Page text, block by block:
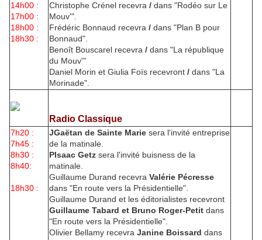
14h00 :
17h00 :
18h00 :
18h30 :
Christophe Crénel recevra / dans "Rodéo sur Le
Mouv'".
Frédéric Bonnaud recevra / dans "Plan B pour
Bonnaud".
Benoît Bouscarel recevra / dans "La république
du Mouv'"
Daniel Morin et Giulia Foïs recevront / dans "La
Morinade".
Radio Classique
7h20 :
7h45 :
8h30 :
8h40:
18h30 :
JGaëtan de Sainte Marie sera l'invité entreprise
de la matinale.
PIsaac Getz sera l'invité buisness de la
matinale.
Guillaume Durand recevra Valérie Pécresse
dans "En route vers la Présidentielle".
Guillaume Durand et les éditorialistes recevront
Guillaume Tabard et Bruno Roger-Petit dans
"En route vers la Présidentielle".
Olivier Bellamy recevra Janine Boissard dans